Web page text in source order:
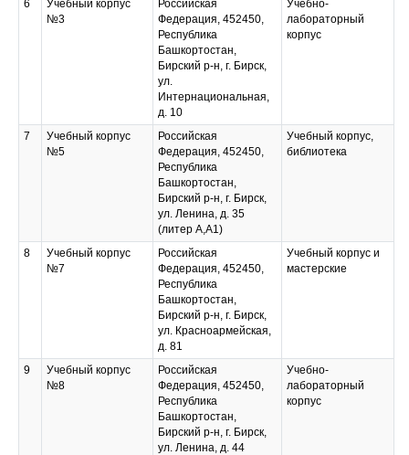
6
Учебный корпус
№3
Российская
Федерация, 452450,
Республика
Башкортостан,
Бирский р-н, г. Бирск,
ул.
Интернациональная,
д. 10
Учебно-
лабораторный
корпус
7
Учебный корпус
№5
Российская
Федерация, 452450,
Республика
Башкортостан,
Бирский р-н, г. Бирск,
ул. Ленина, д. 35
(литер А,А1)
Учебный корпус,
библиотека
8
Учебный корпус
№7
Российская
Федерация, 452450,
Республика
Башкортостан,
Бирский р-н, г. Бирск,
ул. Красноармейская,
д. 81
Учебный корпус и
мастерские
9
Учебный корпус
№8
Российская
Федерация, 452450,
Республика
Башкортостан,
Бирский р-н, г. Бирск,
ул. Ленина, д. 44
Учебно-
лабораторный
корпус